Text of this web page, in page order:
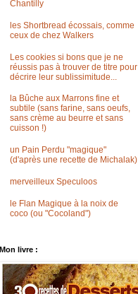
Chantilly
les Shortbread écossais, comme
ceux de chez Walkers
Les cookies si bons que je ne
réussis pas à trouver de titre pour
décrire leur sublissimitude...
la Bûche aux Marrons fine et
subtile (sans farine, sans oeufs,
sans crème au beurre et sans
cuisson !)
un Pain Perdu "magique"
(d'après une recette de Michalak)
merveilleux Speculoos
le Flan Magique à la noix de
coco (ou "Cocoland")
Mon livre :